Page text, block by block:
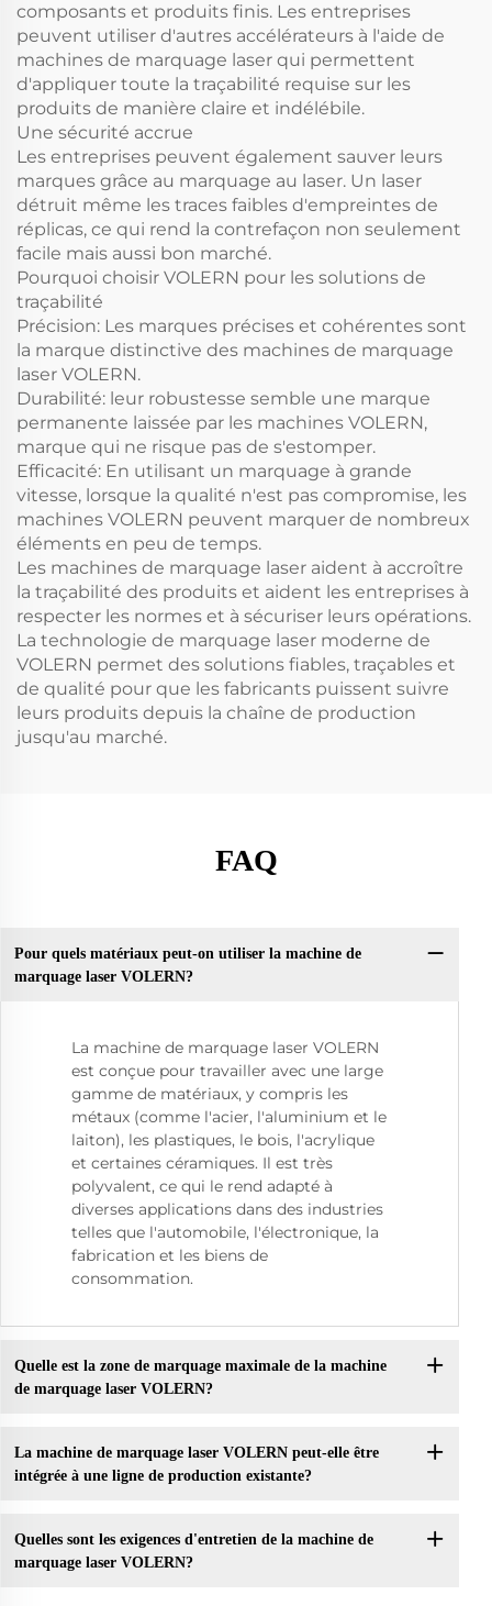
composants et produits finis. Les entreprises
peuvent utiliser d'autres accélérateurs à l'aide de
machines de marquage laser qui permettent
d'appliquer toute la traçabilité requise sur les
produits de manière claire et indélébile.
Une sécurité accrue
Les entreprises peuvent également sauver leurs
marques grâce au marquage au laser. Un laser
détruit même les traces faibles d'empreintes de
réplicas, ce qui rend la contrefaçon non seulement
facile mais aussi bon marché.
Pourquoi choisir VOLERN pour les solutions de
traçabilité
Précision: Les marques précises et cohérentes sont
la marque distinctive des machines de marquage
laser VOLERN.
Durabilité: leur robustesse semble une marque
permanente laissée par les machines VOLERN,
marque qui ne risque pas de s'estomper.
Efficacité: En utilisant un marquage à grande
vitesse, lorsque la qualité n'est pas compromise, les
machines VOLERN peuvent marquer de nombreux
éléments en peu de temps.
Les machines de marquage laser aident à accroître
la traçabilité des produits et aident les entreprises à
respecter les normes et à sécuriser leurs opérations.
La technologie de marquage laser moderne de
VOLERN permet des solutions fiables, traçables et
de qualité pour que les fabricants puissent suivre
leurs produits depuis la chaîne de production
jusqu'au marché.
FAQ
Pour quels matériaux peut-on utiliser la machine de
marquage laser VOLERN?
La machine de marquage laser VOLERN
est conçue pour travailler avec une large
gamme de matériaux, y compris les
métaux (comme l'acier, l'aluminium et le
laiton), les plastiques, le bois, l'acrylique
et certaines céramiques. Il est très
polyvalent, ce qui le rend adapté à
diverses applications dans des industries
telles que l'automobile, l'électronique, la
fabrication et les biens de
consommation.
Quelle est la zone de marquage maximale de la machine
de marquage laser VOLERN?
La machine de marquage laser VOLERN peut-elle être
intégrée à une ligne de production existante?
Quelles sont les exigences d'entretien de la machine de
marquage laser VOLERN?